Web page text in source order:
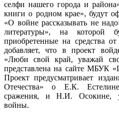
селфи нашего города и
книги о родном крае», будут
«О войне рассказывать не
литературы», на которой
приобретенные на средства
добавляет, что в проект
«Люби свой край, уважай
представлена на сайте МБУК
Проект предусматривает
Отечества» о Е.К.
сражения, и Н.И. Осокине,
войны.